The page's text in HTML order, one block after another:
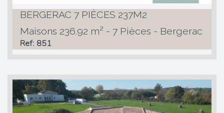
BERGERAC 7 PIÈCES 237M2
Maisons 236.92 m² - 7 Pièces - Bergerac
Ref: 851